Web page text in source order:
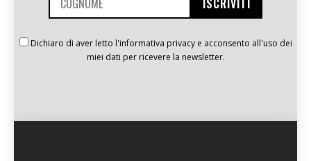
Dichiaro di aver letto l'informativa privacy e acconsento all'uso dei
miei dati per ricevere la newsletter.